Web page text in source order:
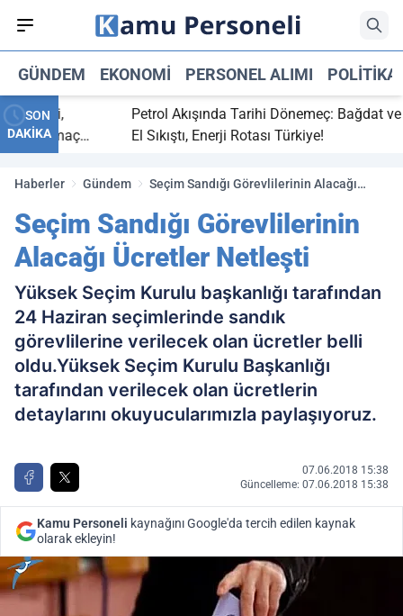
GÜNDEM EKONOMI PERSONEL ALIMI POLITIKA
SON
DAKİKA
bitti,
maç
Petrol Akışında Tarihi Dönemeç: Bağdat ve
El Sıkıştı, Enerji Rotası Türkiye!
Haberler Gündem
Seçim Sandığı Görevlilerinin Alacağı
Seçim Sandığı Görevlilerinin
Alacağı Ücretler Netleşti
Yüksek Seçim Kurulu başkanlığı tarafından
24 Haziran seçimlerinde sandık
görevlilerine verilecek olan ücretler belli
oldu.Yüksek Seçim Kurulu Başkanlığı
tarafından verilecek olan ücretlerin
detaylarını okuyucularımızla paylaşıyoruz.
07.06.2018 15:38
Güncelleme: 07.06.2018 15:38
Kamu Personeli kaynağını Google'da tercih edilen kaynak
olarak ekleyin!